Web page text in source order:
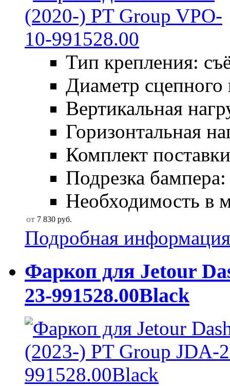
Тип крепления:
Диаметр
Вертикальная
Горизонтальная
Комплект
Подрезка
Необходимость в
от 7 830 руб.
Подробная информация
Фаркоп для Jetour
23-991528.00Black